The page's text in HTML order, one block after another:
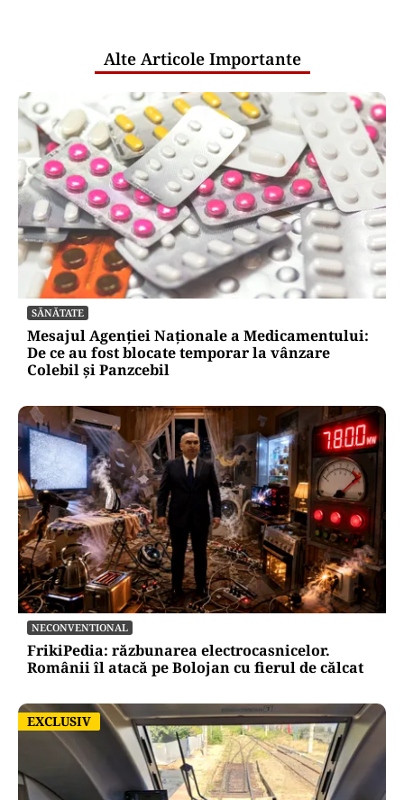
Alte Articole Importante
SĂNĂTATE
Mesajul Agenției Naționale a Medicamentului:
De ce au fost blocate temporar la vânzare
Colebil și Panzcebil
NECONVENTIONAL
FrikiPedia: răzbunarea electrocasnicelor.
Românii îl atacă pe Bolojan cu fierul de călcat
EXCLUSIV
EXCLUSIV